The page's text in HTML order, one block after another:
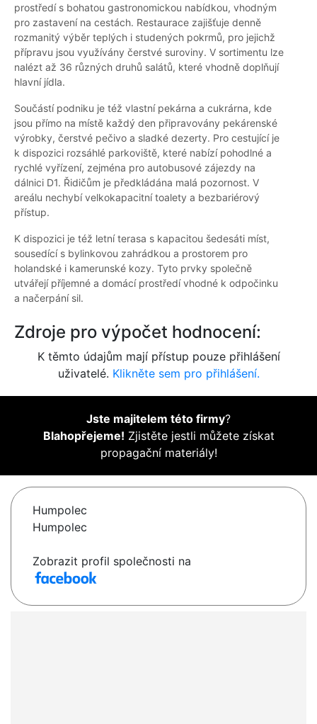
prostředí s bohatou gastronomickou nabídkou, vhodným
pro zastavení na cestách. Restaurace zajišťuje denně
rozmanitý výběr teplých i studených pokrmů, pro jejichž
přípravu jsou využívány čerstvé suroviny. V sortimentu lze
nalézt až 36 různých druhů salátů, které vhodně doplňují
hlavní jídla.
Součástí podniku je též vlastní pekárna a cukrárna, kde
jsou přímo na místě každý den připravovány pekárenské
výrobky, čerstvé pečivo a sladké dezerty. Pro cestující je
k dispozici rozsáhlé parkoviště, které nabízí pohodlné a
rychlé vyřízení, zejména pro autobusové zájezdy na
dálnici D1. Řidičům je předkládána malá pozornost. V
areálu nechybí velkokapacitní toalety a bezbariérový
přístup.
K dispozici je též letní terasa s kapacitou šedesáti míst,
sousedící s bylinkovou zahrádkou a prostorem pro
holandské i kamerunské kozy. Tyto prvky společně
utvářejí příjemné a domácí prostředí vhodné k odpočinku
a načerpání sil.
Zdroje pro výpočet hodnocení:
K těmto údajům mají přístup pouze přihlášení
uživatelé. Klikněte sem pro přihlášení.
Jste majitelem této firmy?
Blahopřejeme! Zjistěte jestli můžete získat
propagační materiály!
Humpolec
Humpolec
Zobrazit profil společnosti na